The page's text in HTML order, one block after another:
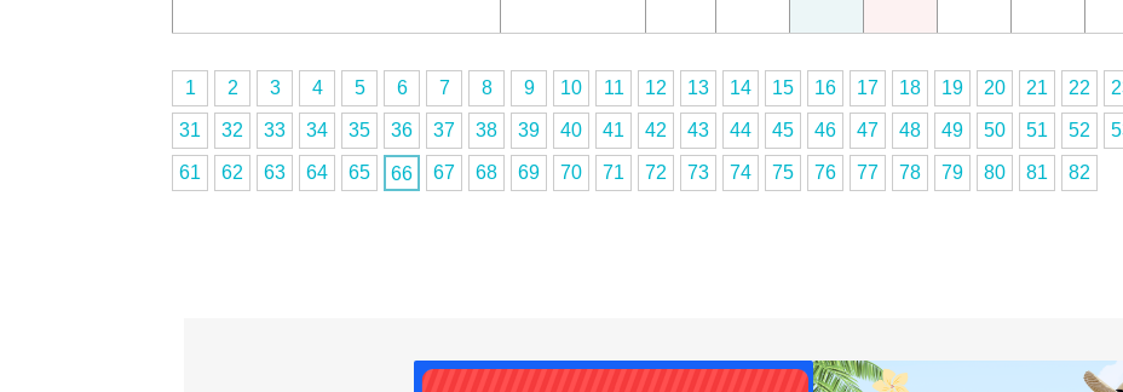
1 2 3 4 5 6 7 8 9 10 11 12 13 14 15 16 17 18 19 20 21 22
31 32 33 34 35 36 37 38 39 40 41 42 43 44 45 46 47 48 49 50 51 52
61 62 63 64 65 66 67 68 69 70 71 72 73 74 75 76 77 78 79 80 81 82